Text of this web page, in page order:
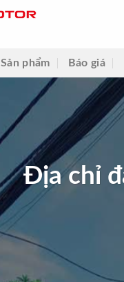
Sản phẩm Báo giá
Địa chỉ